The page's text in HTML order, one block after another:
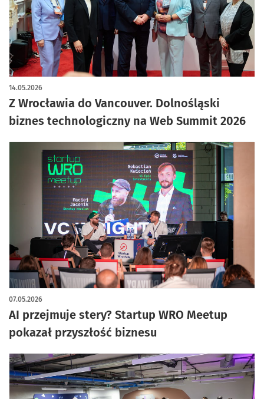
Z Wrocławia do Vancouver. Dolnośląski
biznes technologiczny na Web Summit 2026
14.05.2026
artykuł z galerią zdjęć
AI przejmuje stery? Startup WRO Meetup
pokazał przyszłość biznesu
07.05.2026